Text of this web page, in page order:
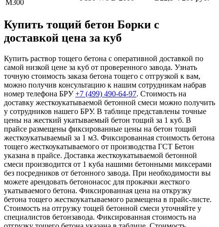
М300
Купить тощий бетон Борки с
доставкой цена за куб
Купить раствор тощего бетона с оперативной доставкой по
самой низкой цене за куб от проверенного завода. Узнать
точную стоимость заказа бетона тощего с отгрузкой к вам,
можно получив консультацию к нашим сотрудникам набрав
номер телефона БРУ+7 (499) 490-64-97. Стоимость на
доставку жесткоукатываемой бетонной смеси можно получить
у сотрудников нашего БРУ. В таблице представлены точные
цены на жесткий укатываемый бетон тощий за 1 куб. В
прайсе размещены фиксированные цены на бетон тощий
жесткоукатываемый за 1 м3. Фиксированная стоимость бетона
тощего жесткоукатываемого от производства ГСТ Бетон
указана в прайсе. Доставка жесткоукатываемой бетонной
смеси производится от 1 куба нашими бетонными миксерами
без посредников от бетонного завода. При необходимости вы
можете арендовать бетононасос для прокачки жесткого
укатываемого бетона. Фиксированная цена на открузку
бетона тощего жесткоукатываемого размещена в прайс-листе.
Стоимость на отгрузку тощей бетонной смеси уточняйте у
специалистов бетонзавода. Фиксированная стоимость на